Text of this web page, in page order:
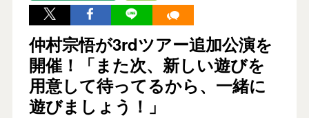
仲村宗悟が3rdツアー追加公演を
開催！「また次、新しい遊びを
用意して待ってるから、一緒に
遊びましょう！」